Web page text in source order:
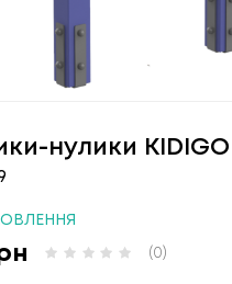
нулики KIDIGO
(0)